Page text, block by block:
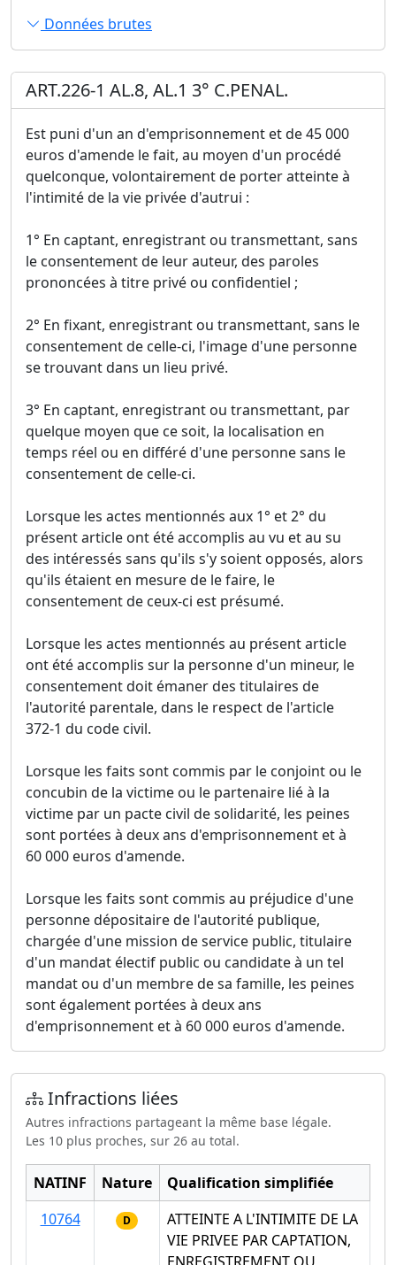
Données brutes
ART.226-1 AL.8, AL.1 3° C.PENAL.
Est puni d'un an d'emprisonnement et de 45 000
euros d'amende le fait, au moyen d'un procédé
quelconque, volontairement de porter atteinte à
l'intimité de la vie privée d'autrui :
1° En captant, enregistrant ou transmettant, sans
le consentement de leur auteur, des paroles
prononcées à titre privé ou confidentiel ;
2° En fixant, enregistrant ou transmettant, sans le
consentement de celle-ci, l'image d'une personne
se trouvant dans un lieu privé.
3° En captant, enregistrant ou transmettant, par
quelque moyen que ce soit, la localisation en
temps réel ou en différé d'une personne sans le
consentement de celle-ci.
Lorsque les actes mentionnés aux 1° et 2° du
présent article ont été accomplis au vu et au su
des intéressés sans qu'ils s'y soient opposés, alors
qu'ils étaient en mesure de le faire, le
consentement de ceux-ci est présumé.
Lorsque les actes mentionnés au présent article
ont été accomplis sur la personne d'un mineur, le
consentement doit émaner des titulaires de
l'autorité parentale, dans le respect de l'article
372-1 du code civil.
Lorsque les faits sont commis par le conjoint ou le
concubin de la victime ou le partenaire lié à la
victime par un pacte civil de solidarité, les peines
sont portées à deux ans d'emprisonnement et à
60 000 euros d'amende.
Lorsque les faits sont commis au préjudice d'une
personne dépositaire de l'autorité publique,
chargée d'une mission de service public, titulaire
d'un mandat électif public ou candidate à un tel
mandat ou d'un membre de sa famille, les peines
sont également portées à deux ans
d'emprisonnement et à 60 000 euros d'amende.
Infractions liées
Autres infractions partageant la même base légale.
Les 10 plus proches, sur 26 au total.
NATINF Nature
Qualification simplifiée
10764
D
ATTEINTE A L'INTIMITE DE LA
VIE PRIVEE PAR CAPTATION,